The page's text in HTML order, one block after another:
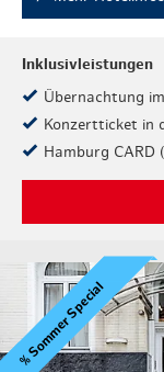
Inklusivleistungen
Übernachtung
Konzertticket in
Hamburg CARD
% Sommer Special